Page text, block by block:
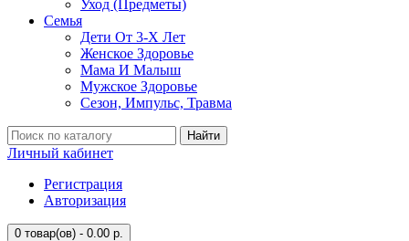
Уход (Предметы)
Семья
Дети От 3-Х Лет
Женское Здоровье
Мама И Малыш
Мужское Здоровье
Сезон, Импульс, Травма
Найти
Личный кабинет
Регистрация
Авторизация
0 товар(ов) - 0.00 р.